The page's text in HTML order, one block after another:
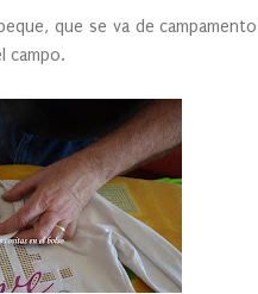
que se va de
campo.